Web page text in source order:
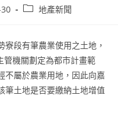
Post地產新聞
段有筆農業使用之土地，
機關劃定為都市計畫範
不屬於農業用地，因此向嘉
筆土地是否要繳納土地增值